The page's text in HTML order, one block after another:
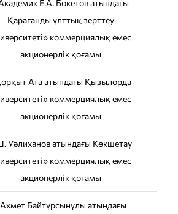
Е.А. Бөкетов атындағы
Қарағанды ұлттық зерттеу
коммерциялық емес
акционерлік қоғамы
Ата атындағы Қызылорда
коммерциялық емес
акционерлік қоғамы
Уәлиханов атындағы Көкшетау
коммерциялық емес
акционерлік қоғамы
Байтұрсынұлы атындағы